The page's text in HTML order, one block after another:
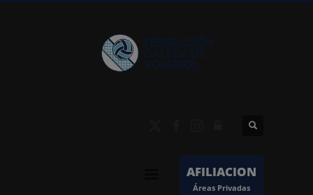
AFILIACION
Áreas Privadas